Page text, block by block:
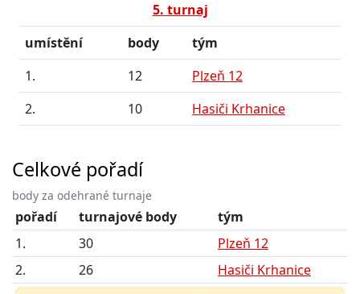
5. turnaj
umístění
body
tým
1.
12
Plzeň 12
2.
10 Hasiči Krhanice
Celkové pořadí
body za odehrané turnaje
pořadí turnajové body
tým
1.
30
Plzeň 12
2.
26
Hasiči Krhanice